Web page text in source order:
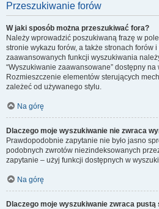
Przeszukiwanie forów
W jaki sposób można przeszukiwać fora?
Należy wprowadzić poszukiwaną frazę w
stronie wykazu forów, a także stronach forów
zaawansowanych funkcji wyszukiwania
“Wyszukiwanie zaawansowane” dostępny
Rozmieszczenie elementów sterujących
zależeć od używanego stylu.
Na górę
Dlaczego moje wyszukiwanie nie zwraca
Prawdopodobnie zapytanie nie było jasno
podobnych zwrotów niezindeksowanych
zapytanie – użyj funkcji dostępnych w
Na górę
Dlaczego moje wyszukiwanie zwraca pustą